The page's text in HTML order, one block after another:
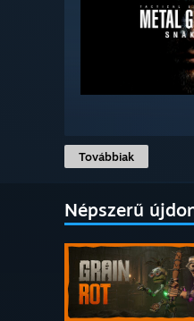
Továbbiak
Népszerű